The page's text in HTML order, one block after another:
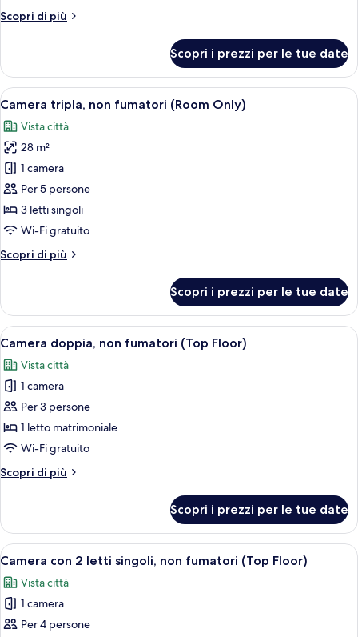
singoli,
Scopri di più
Altri
con
letti
non
fumatori
Scopri i prezzi per le tue date
Apri
tutte
le
foto
per
Camera
tripla,
non
fumatori
(Room
Camera d'albergo con tre letti, una
6
Camera tripla, non fumatori (Room Only)
Vista città
28 m²
1 camera
Per 5 persone
3 letti singoli
Wi-Fi gratuito
Scopri di più
Altri
tripla,
non
fumatori
Only)
Scopri i prezzi per le tue date
Apri
tutte
le
foto
per
Camera
doppia,
fumatori
Una camera d'albergo con un letto,
9
Camera doppia, non fumatori (Top Floor)
Vista città
1 camera
Per 3 persone
1 letto matrimoniale
Wi-Fi gratuito
Scopri di più
Altri
doppia,
non
fumatori
Floor)
Scopri i prezzi per le tue date
Apri
tutte
le
foto
per
Camera d'albergo con due letti, una
10
Camera con 2 letti singoli, non fumatori (Top Floor)
Vista città
1 camera
Per 4 persone